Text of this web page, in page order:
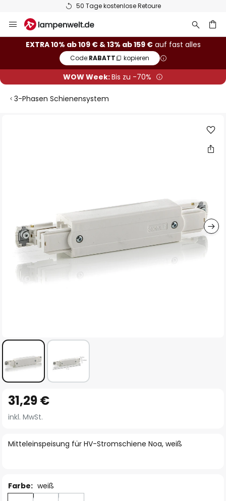
50 Tage kostenlose Retoure
Inhalt
springen
EXTRA 10% ab 109 € & 13% ab 159 €auf fast alles
Code:RABATT kopieren
WOW Week:Bis zu -70%
3-Phasen Schienensystem
Anfang
der
springen
Mitteleinspeisung für HV-Stromschiene Noa, weiß
31,29 €
inkl. MwSt.
Farbe: weiß